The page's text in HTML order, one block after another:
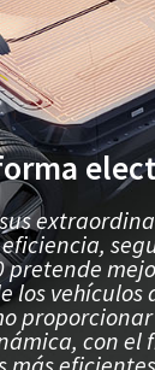
pretende
los vehículos
con el